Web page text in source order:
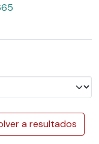
a resultados